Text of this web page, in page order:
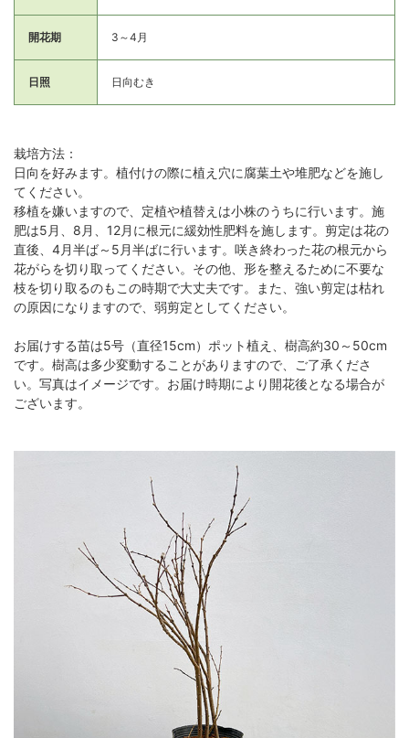
開花期 3～4月
日照 日向むき
栽培方法：
日向を好みます。植付けの際に植え穴に腐葉土や堆肥などを施し
てください。
移植を嫌いますので、定植や植替えは小株のうちに行います。施
肥は5月、8月、12月に根元に緩効性肥料を施します。剪定は花の
直後、4月半ば～5月半ばに行います。咲き終わった花の根元から
花がらを切り取ってください。その他、形を整えるために不要な
枝を切り取るのもこの時期で大丈夫です。また、強い剪定は枯れ
の原因になりますので、弱剪定としてください。
お届けする苗は5号（直径15cm）ポット植え、樹高約30～50cm
です。樹高は多少変動することがありますので、ご了承くださ
い。写真はイメージです。お届け時期により開花後となる場合が
ございます。